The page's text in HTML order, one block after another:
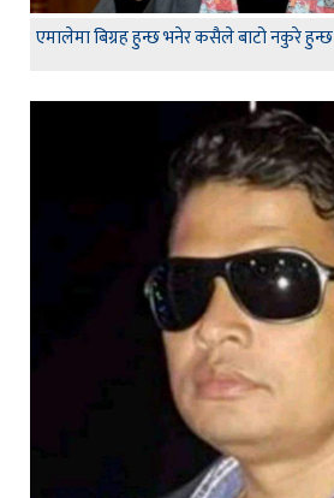
एमालेमा बिग्रह हुन्छ भनेर कसैले बाटो नकुरे हुन्छ